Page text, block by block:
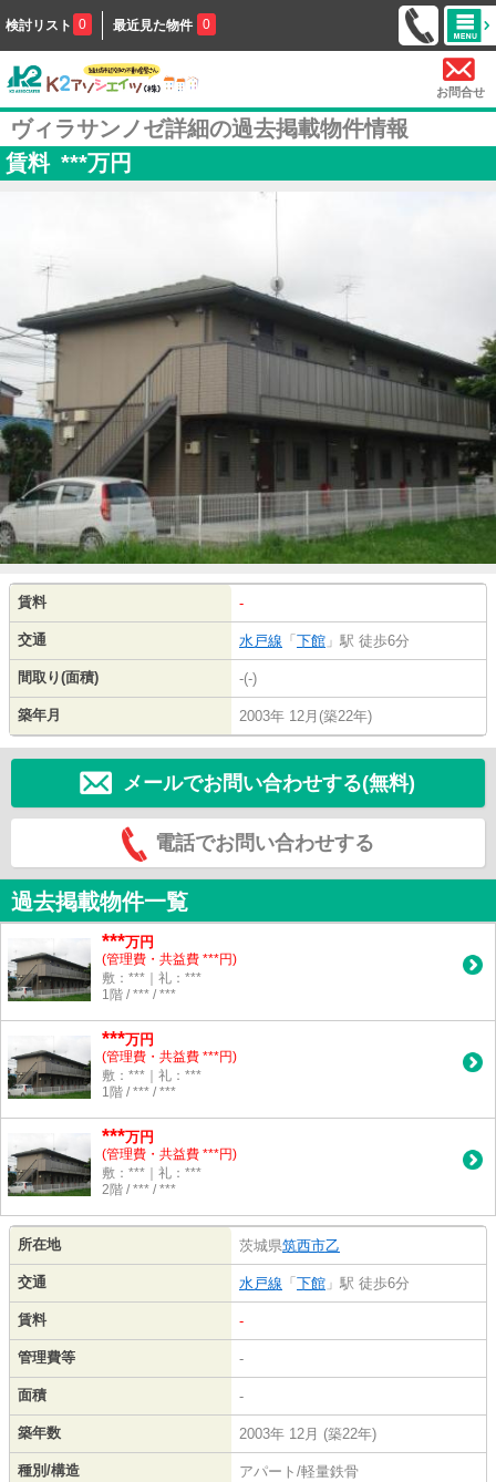
検討リスト 0 最近見た物件 0
お問合せ
ヴィラサンノゼ詳細の過去掲載物件情報
賃料 ***万円
賃料 -
交通 水戸線 「 下館 」駅 徒歩6分
間取り(面積) -(-)
築年月 2003年 12月(築22年)
メールでお問い合わせする(無料)
電話でお問い合わせする
過去掲載物件一覧
***万円
(管理費・共益費 ***円)
敷：***｜礼：***
1階 / *** / ***
***万円
(管理費・共益費 ***円)
敷：***｜礼：***
1階 / *** / ***
***万円
(管理費・共益費 ***円)
敷：***｜礼：***
2階 / *** / ***
所在地 茨城県筑西市乙
交通 水戸線 「 下館 」駅 徒歩6分
賃料 -
管理費等 -
面積 -
築年数 2003年 12月 (築22年)
種別/構造 アパート/軽量鉄骨